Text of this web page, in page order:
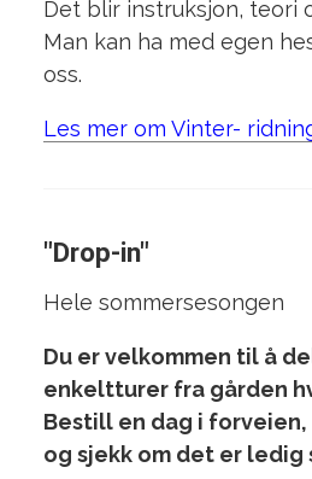
Det blir instruksjon, teori
Man kan ha med egen
oss.
Les mer om Vinter-
"Drop-in"
Hele sommersesongen
Du er velkommen til å
enkeltturer fra gården
Bestill en dag i
og sjekk om det er ledig